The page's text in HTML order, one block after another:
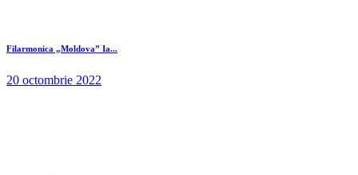
Filarmonica „Moldova” Ia...
20 octombrie 2022